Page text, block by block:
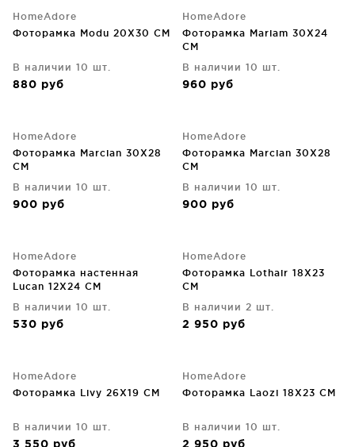
HomeAdore
Фоторамка Modu 20X30 CM
В наличии 10 шт.
880 руб
HomeAdore
Фоторамка Mariam 30X24
CM
В наличии 10 шт.
960 руб
HomeAdore
Фоторамка Marcian 30X28
CM
В наличии 10 шт.
900 руб
HomeAdore
Фоторамка Marcian 30X28
CM
В наличии 10 шт.
900 руб
HomeAdore
Фоторамка настенная
Lucan 12X24 CM
В наличии 10 шт.
530 руб
HomeAdore
Фоторамка Lothair 18X23
CM
В наличии 2 шт.
2 950 руб
HomeAdore
Фоторамка Livy 26X19 CM
В наличии 10 шт.
3 550 руб
HomeAdore
Фоторамка Laozi 18X23 CM
В наличии 10 шт.
2 950 руб